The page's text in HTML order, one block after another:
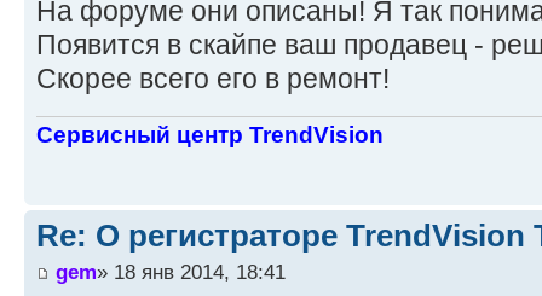
На форуме они описаны! Я так
Появится в скайпе ваш продавец -
Скорее всего его в ремонт!
Сервисный центр TrendVision
Re: О регистраторе TrendVision
gem» 18 янв 2014, 18:41